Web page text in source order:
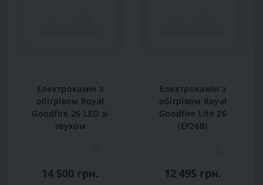
Електрокамін з
обігрівом Royal
Goodfire 26 LED зі
звуком
14 500 грн.
Електрокамін з
обігрівом Royal
Goodfire Lite 26
(EF26B)
12 495 грн.